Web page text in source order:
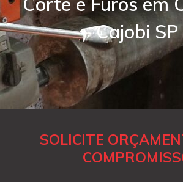
Cajobi SP
SOLICITE